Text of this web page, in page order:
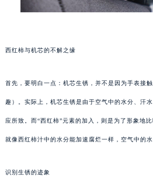
西红柿与机芯的不解之缘
首先，要明白一点：机芯生锈，并不是因为手表接
趣）。实际上，机芯生锈是由于空气中的水分、汗
应所致。而“西红柿”元素的加入，则是为了形象地
就像西红柿汁中的水分能加速腐烂一样，空气中的
识别生锈的迹象